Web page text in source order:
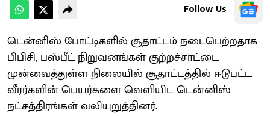
Follow Us
டென்னிஸ் போட்டிகளில் சூதாட்டம் நடைபெற்றதாக
பிபிசி, பஸ்பீட் நிறுவனங்கள் குற்றச்சாட்டை
முன்வைத்துள்ள நிலையில் சூதாட்டத்தில் ஈடுபட்ட
வீரர்களின் பெயர்களை வெளியிட டென்னிஸ்
நட்சத்திரங்கள் வலியுறுத்தினர்.